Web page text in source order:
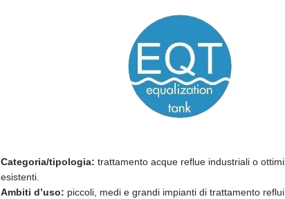
Categoria/tipologia: trattamento acque reflue industriali o
esistenti.
Ambiti d’uso: piccoli, medi e grandi impianti di trattamento